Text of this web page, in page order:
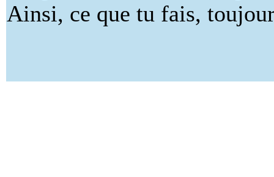
Ainsi, ce que tu fais,